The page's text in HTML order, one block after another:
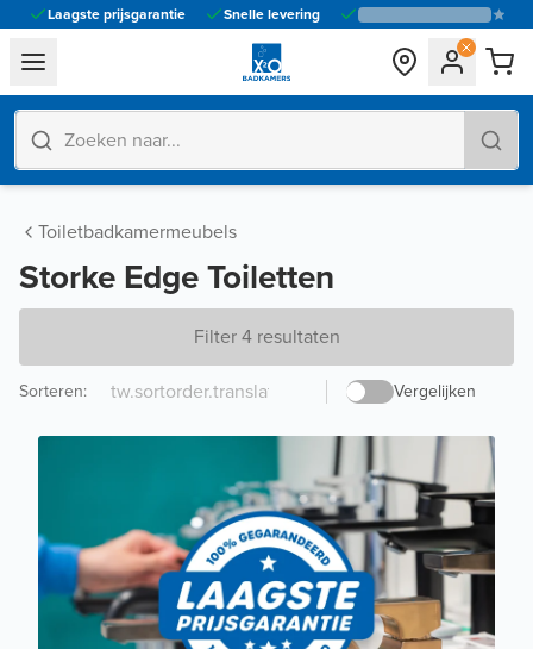
Laagste prijsgarantie Snelle levering
general.navigation.toggle_menu.label
Toiletbadkamermeubels
Storke Edge Toiletten
Filter 4 resultaten
Vergelijken
Sorteren: